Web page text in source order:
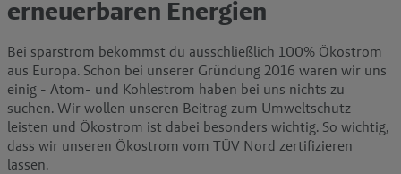
erneuerbaren Energien
Bei sparstrom bekommst du ausschließlich 100% Ökostrom
aus Europa. Schon bei unserer Gründung 2016 waren wir uns
einig - Atom- und Kohlestrom haben bei uns nichts zu
suchen. Wir wollen unseren Beitrag zum Umweltschutz
leisten und Ökostrom ist dabei besonders wichtig. So wichtig,
dass wir unseren Ökostrom vom TÜV Nord zertifizieren
lassen.